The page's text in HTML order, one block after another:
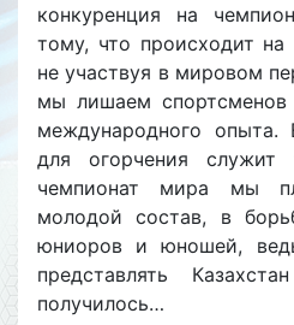
конкуренция на
тому, что происходит
не участвуя в мировом
мы лишаем спортсменов
международного
для огорчения
чемпионат мира мы
молодой состав, в
юниоров и юношей,
представлять
получилось…